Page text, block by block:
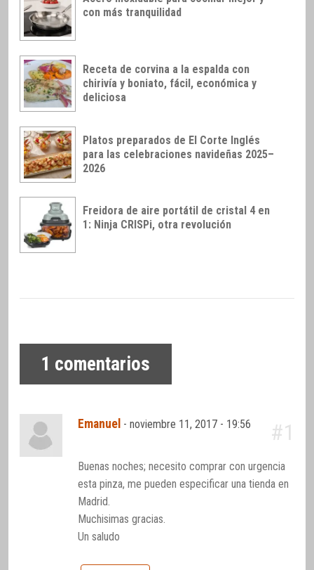
con más tranquilidad
Receta de corvina a la espalda con
chirivía y boniato, fácil, económica y
deliciosa
Platos preparados de El Corte Inglés
para las celebraciones navideñas 2025–
2026
Freidora de aire portátil de cristal 4 en
1: Ninja CRISPi, otra revolución
1 comentarios
Emanuel -noviembre 11, 2017 - 19:56 #1
Buenas noches; necesito comprar con urgencia
esta pinza, me pueden especificar una tienda en
Madrid.
Muchisimas gracias.
Un saludo